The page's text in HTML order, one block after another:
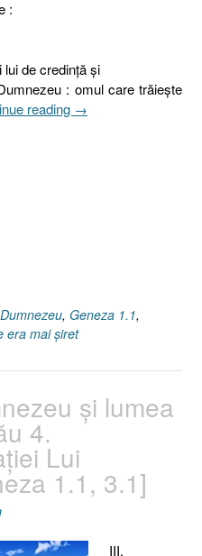
:
lui de credinţă şi
: omul care trăieşte
reading „Creaţia
Concluzii
[Geneza
1.1,
→
, Geneza 1.1,
era mai şiret
şi lumea
4.
Lui
1.1, 3.1]
III.